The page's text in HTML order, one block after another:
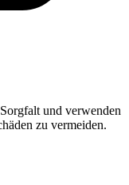
und verwenden
zu vermeiden.